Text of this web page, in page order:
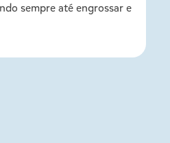
sempre até engrossar e